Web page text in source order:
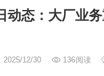
动态：大厂业
2025/12/30 136阅读